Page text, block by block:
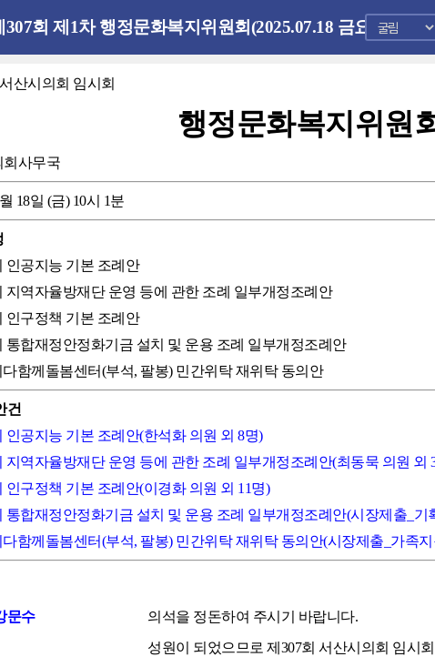
307회 제1차 행정문화복지위원회(2025.07.18 금요일)
산시의회 임시회
행정문화복지위원
회사무국
18일 (금) 10시 1분
인공지능 기본 조례안
지역자율방재단 운영 등에 관한 조례 일부개정조례안
인구정책 기본 조례안
통합재정안정화기금 설치 및 운용 조례 일부개정조례안
다함께돌봄센터(부석, 팔봉) 민간위탁 재위탁 동의안
건
인공지능 기본 조례안(한석화 의원 외 8명)
지역자율방재단 운영 등에 관한 조례 일부개정조례안(최동묵 의원 외
인구정책 기본 조례안(이경화 의원 외 11명)
통합재정안정화기금 설치 및 운용 조례 일부개정조례안(시장제출_기
다함께돌봄센터(부석, 팔봉) 민간위탁 재위탁 동의안(시장제출_가족
문수
의석을 정돈하여 주시기 바랍니다.
성원이 되었으므로 제307회 서산시의회 임시